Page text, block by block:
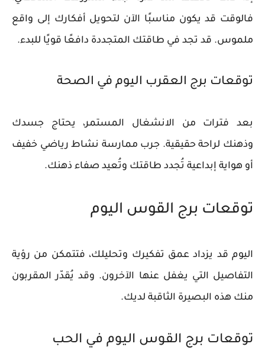
فالوقت قد يكون مناسبًا الآن لتحويل أفكارك إلى واقع
ملموس. قد تجد في طاقتك المتجددة دافعًا قويًا للبدء.
توقعات برج العقرب اليوم في الصحة
بعد فترات من الانشغال المستمر، يحتاج جسدك
وذهنك لراحة حقيقية. جرب ممارسة نشاط رياضي خفيف
أو هواية إبداعية تُجدد طاقتك وتُعيد صفاء ذهنك.
توقعات برج القوس اليوم
اليوم قد يزداد عمق تفكيرك وتحليلك، فتتمكن من رؤية
التفاصيل التي يغفل عنها الآخرون. وقد يُقدّر المقربون
منك هذه البصيرة الثاقبة لديك.
توقعات برج القوس اليوم في الحب